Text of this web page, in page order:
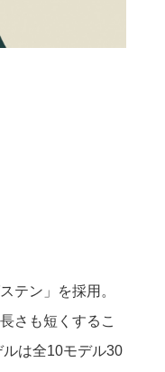
テン」を採用。
さも短くするこ
は全10モデル30